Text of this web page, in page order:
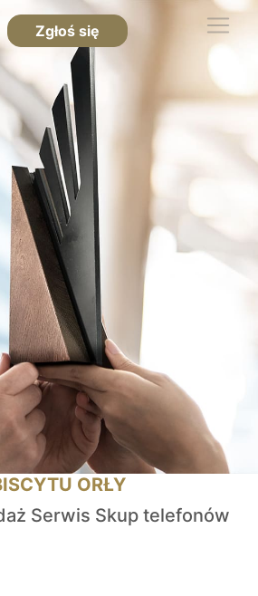
Zgłoś się
ORŁY
Serwis Skup telefonów